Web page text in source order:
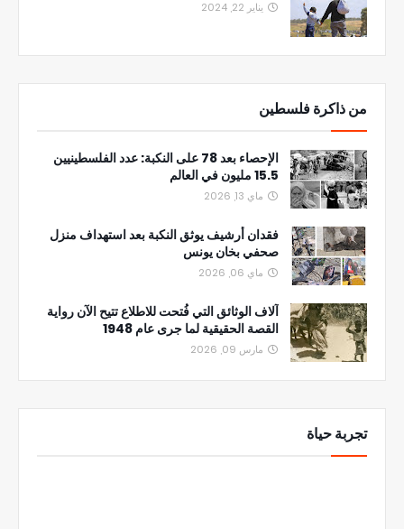
يناير 22, 2024
من ذاكرة فلسطين
الإحصاء بعد 78 على النكبة: عدد الفلسطينيين
15.5 مليون في العالم
ماي 13, 2026
فقدان أرشيف يوثق النكبة بعد استهداف منزل
صحفي بخان يونس
ماي 06, 2026
آلاف الوثائق التي فُتحت للاطلاع تتيح الآن رواية
القصة الحقيقية لما جرى عام 1948
مارس 09, 2026
تجربة حياة